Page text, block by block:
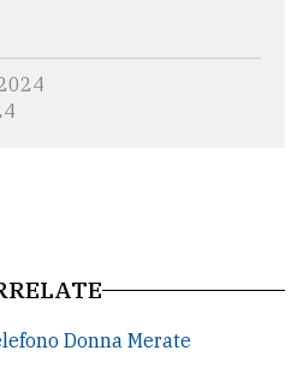
Donna Merate